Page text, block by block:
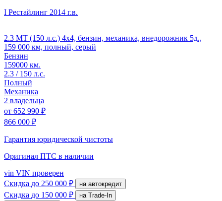
I Рестайлинг 2014 г.в.
2.3 MT (150 л.с.) 4x4, бензин, механика, внедорожник 5д.,
159 000 км, полный, серый
Бензин
159000 км.
2.3 / 150 л.с.
Полный
Механика
2 владельца
от 652 990 ₽
866 000 ₽
Гарантия юридической чистоты
Оригинал ПТС в наличии
vin VIN проверен
Скидка до 250 000 ₽ на автокредит
Скидка до 150 000 ₽
на Trade-In